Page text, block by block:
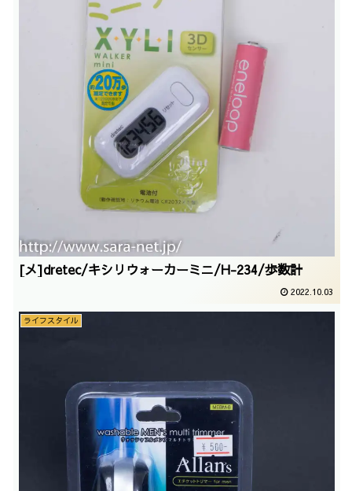
[メ]dretec/キシリウォーカーミニ/H-234/歩数計
2022.10.03
ライフスタイル